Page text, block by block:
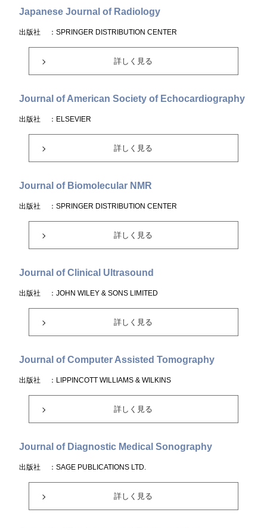
Japanese Journal of Radiology
出版社 ：SPRINGER DISTRIBUTION CENTER
詳しく見る
Journal of American Society of Echocardiography
出版社 ：ELSEVIER
詳しく見る
Journal of Biomolecular NMR
出版社 ：SPRINGER DISTRIBUTION CENTER
詳しく見る
Journal of Clinical Ultrasound
出版社 ：JOHN WILEY & SONS LIMITED
詳しく見る
Journal of Computer Assisted Tomography
出版社 ：LIPPINCOTT WILLIAMS & WILKINS
詳しく見る
Journal of Diagnostic Medical Sonography
出版社 ：SAGE PUBLICATIONS LTD.
詳しく見る